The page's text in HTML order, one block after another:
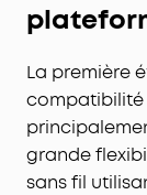
La première
compatibilité
grande
sans fil